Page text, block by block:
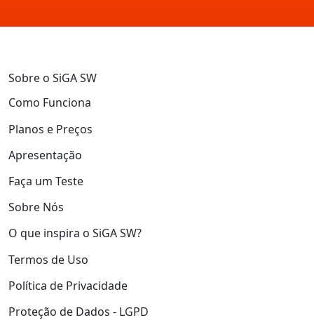
Sobre o SiGA SW
Como Funciona
Planos e Preços
Apresentação
Faça um Teste
Sobre Nós
O que inspira o SiGA SW?
Termos de Uso
Política de Privacidade
Proteção de Dados - LGPD